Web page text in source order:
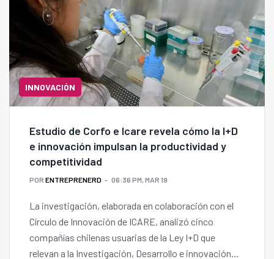
INNOVACIÓN
Estudio de Corfo e Icare revela cómo la I+D
e innovación impulsan la productividad y
competitividad
POR ENTREPRENERD 06:36 PM, MAR 19
La investigación, elaborada en colaboración con el
Círculo de Innovación de ICARE, analizó cinco
compañías chilenas usuarias de la Ley I+D que
relevan a la Investigación, Desarrollo e innovación